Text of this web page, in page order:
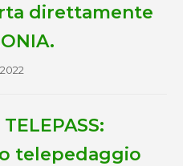
direttamente
telepedaggio